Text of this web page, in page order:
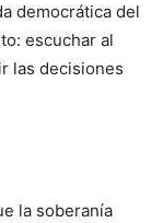
democrática del
escuchar al
las decisiones
la soberanía